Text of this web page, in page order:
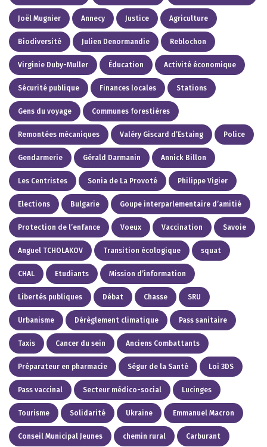
Joël Mugnier Annecy Justice Agriculture
Biodiversité Julien Denormandie Reblochon
Virginie Duby-Muller Éducation Activité économique
Sécurité publique Finances locales Stations
Gens du voyage Communes forestières
Remontées mécaniques Valéry Giscard d’Estaing Police
Gendarmerie Gérald Darmanin Annick Billon
Les Centristes Sonia de La Provoté Philippe Vigier
Elections Bulgarie Goupe interparlementaire d’amitié
Protection de l’enfance Voeux Vaccination Savoie
Anguel TCHOLAKOV Transition écologique squat
CHAL Etudiants Mission d’information
Libertés publiques Débat Chasse SRU
Urbanisme Dérèglement climatique Pass sanitaire
Taxis Cancer du sein Anciens Combattants
Préparateur en pharmacie Ségur de la Santé Loi 3DS
Pass vaccinal Secteur médico-social Lucinges
Tourisme Solidarité Ukraine Emmanuel Macron
Conseil Municipal Jeunes chemin rural Carburant